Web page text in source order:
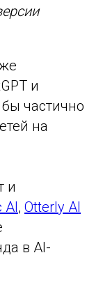
и
частично
на
и
AI, Otterly AI
в AI-